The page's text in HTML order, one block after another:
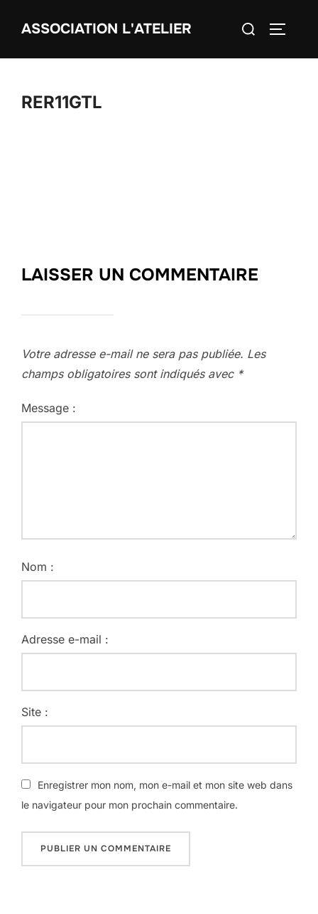
ASSOCIATION L'ATELIER Rechercher :
RER11GTL
LAISSER UN COMMENTAIRE
Votre adresse e-mail ne sera pas publiée. Les
champs obligatoires sont indiqués avec *
Message :
Nom :
Adresse e-mail :
Site :
Enregistrer mon nom, mon e-mail et mon site web dans
le navigateur pour mon prochain commentaire.